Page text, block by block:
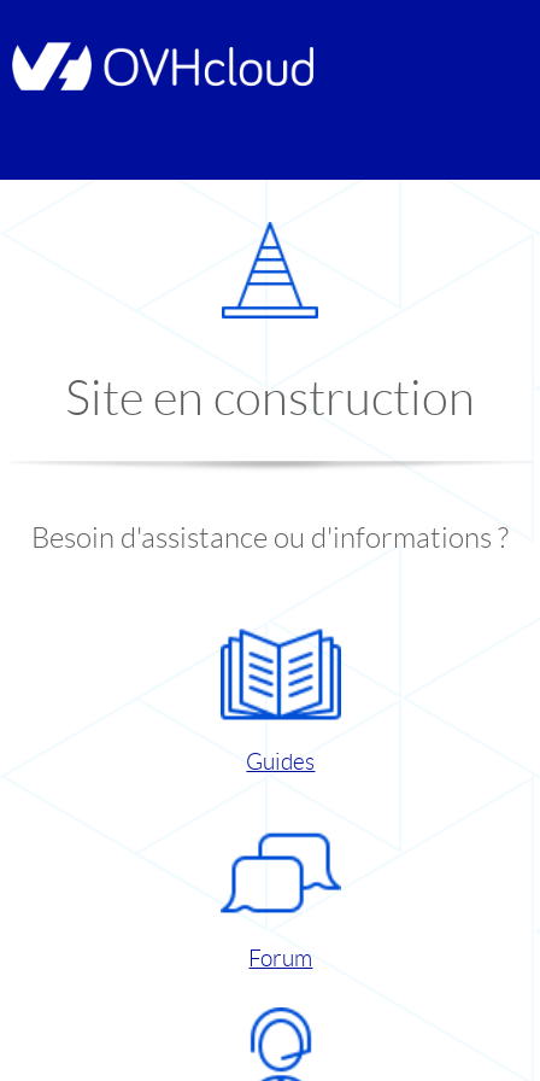
Site en construction
Besoin d'assistance ou d'informations ?
Guides
Forum